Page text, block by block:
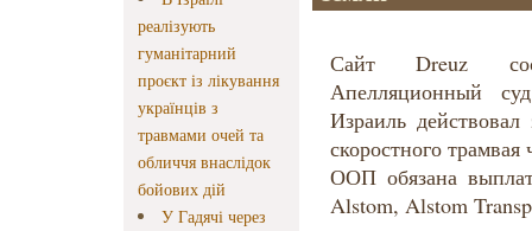
реалізують
гуманітарний
проєкт із лікування
українців з
травмами очей та
обличчя внаслідок
бойових дій
У Гадячі через
Сайт Dreuz
Апелляционный
Израиль
скоростного трамвая
ООП обязана
Alstom, Alstom